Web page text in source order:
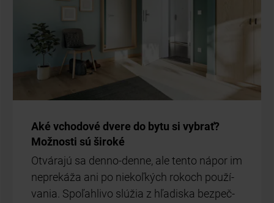
Aké vcho­do­vé dve­re do bytu si vy­brať?
Mož­nos­ti sú ši­ro­ké
Ot­vá­ra­jú sa den­no-den­ne, ale ten­to ná­por im
ne­pre­ká­ža ani po nie­koľ­kých ro­koch po­u­ží­
va­nia. Spo­ľah­li­vo slú­žia z hľa­dis­ka bez­peč­